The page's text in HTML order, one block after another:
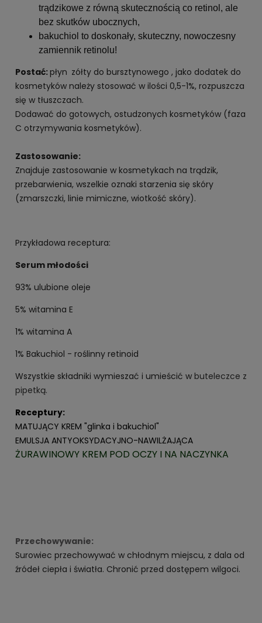
trądzikowe z równą skutecznością co retinol, ale
bez skutków ubocznych,
bakuchiol to doskonały, skuteczny, nowoczesny
zamiennik retinolu!
Postać:płyn zółty do bursztynowego , jako dodatek do
kosmetyków należy stosować w ilości 0,5-1%, rozpuszcza
się w tłuszczach.
Dodawać do gotowych, ostudzonych kosmetyków (faza
C otrzymywania kosmetyków).
Zastosowanie:
Znajduje zastosowanie w kosmetykach na trądzik,
przebarwienia, wszelkie oznaki starzenia się skóry
(zmarszczki, linie mimiczne, wiotkość skóry).
Przykładowa receptura:
Serum młodości
93% ulubione oleje
5% witamina E
1% witamina A
1% Bakuchiol - roślinny retinoid
Wszystkie składniki wymieszać i umieścić w buteleczce z
pipetką.
Receptury:
MATUJĄCY KREM "glinka i bakuchiol"
EMULSJA ANTYOKSYDACYJNO-NAWILŻAJĄCA
ŻURAWINOWY KREM POD OCZY I NA NACZYNKA
Przechowywanie:
Surowiec przechowywać w chłodnym miejscu, z dala od
źródeł ciepła i światła. Chronić przed dostępem wilgoci.